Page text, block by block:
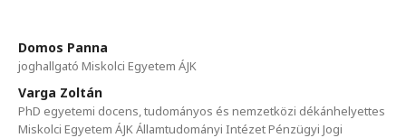
Domos Panna
joghallgató Miskolci Egyetem ÁJK
Varga Zoltán
PhD egyetemi docens, tudományos és nemzetközi dékánhelyettes
Miskolci Egyetem ÁJK Államtudományi Intézet Pénzügyi Jogi